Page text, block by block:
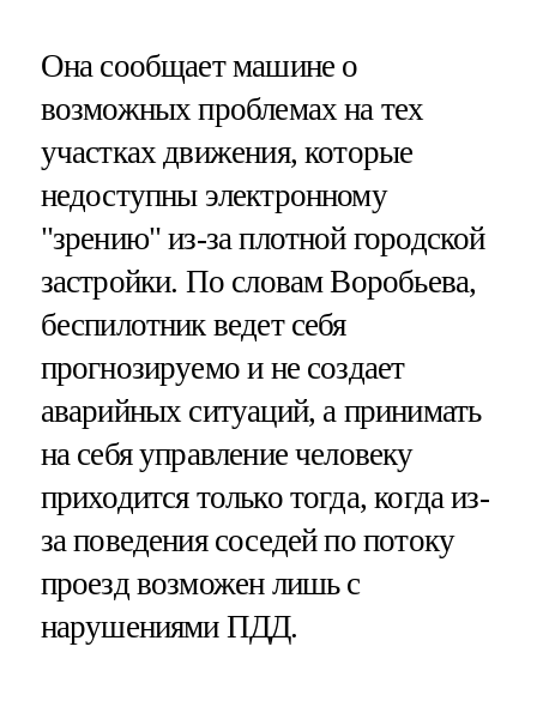
Она сообщает машине о
возможных проблемах на тех
участках движения, которые
недоступны электронному
"зрению" из-за плотной городской
застройки. По словам Воробьева,
беспилотник ведет себя
прогнозируемо и не создает
аварийных ситуаций, а принимать
на себя управление человеку
приходится только тогда, когда из-
за поведения соседей по потоку
проезд возможен лишь с
нарушениями ПДД.